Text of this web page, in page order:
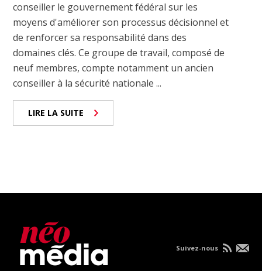
conseiller le gouvernement fédéral sur les
moyens d'améliorer son processus décisionnel et
de renforcer sa responsabilité dans des
domaines clés. Ce groupe de travail, composé de
neuf membres, compte notamment un ancien
conseiller à la sécurité nationale ...
LIRE LA SUITE
Suivez-nous